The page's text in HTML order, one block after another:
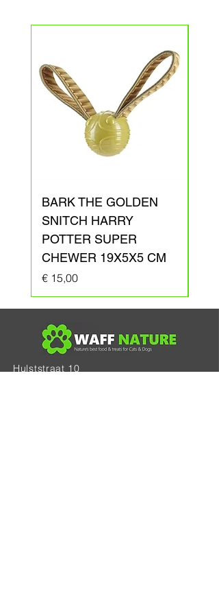
BARK THE GOLDEN
SNITCH HARRY
POTTER SUPER
CHEWER 19X5X5 CM
Prijs
€ 15,00
Hulststraat 10